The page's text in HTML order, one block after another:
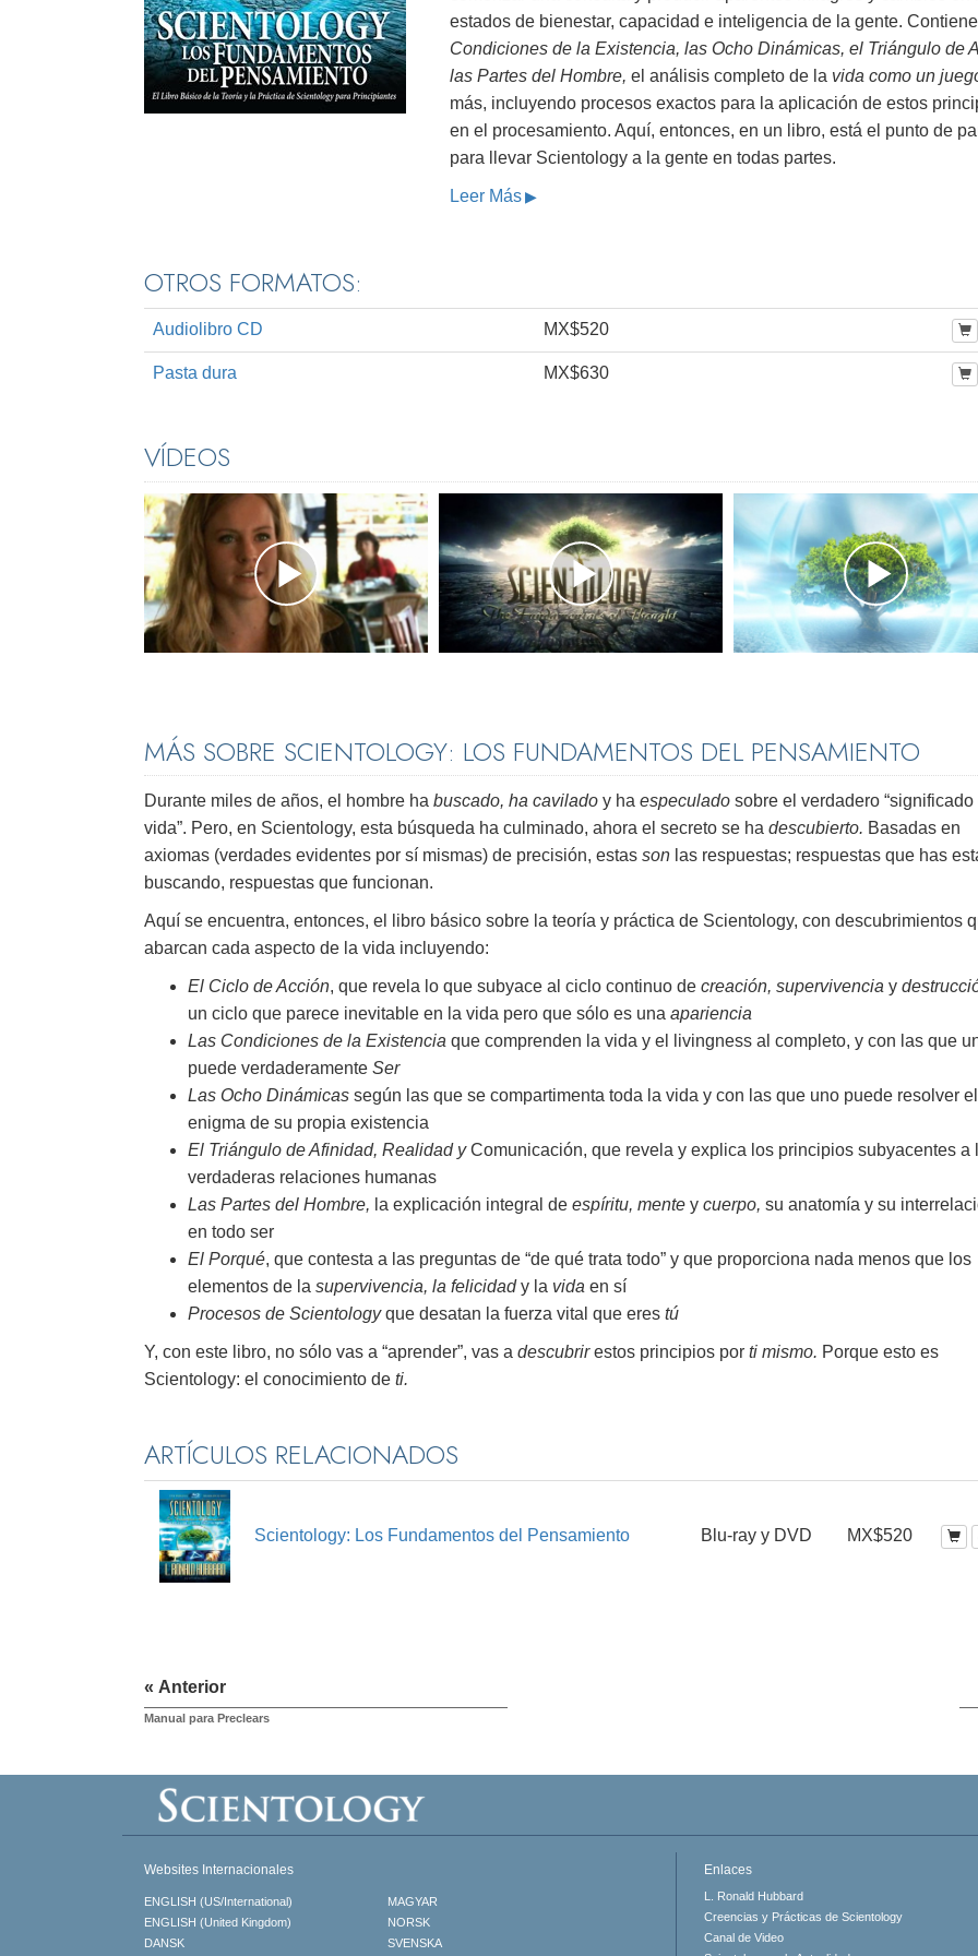
estados de bienestar, capacidad e inteligencia de la gente.
Condiciones de la Existencia, las Ocho Dinámicas, el Triángulo de
las Partes del Hombre, el análisis completo de la vida como un
más, incluyendo procesos exactos para la aplicación de estos
en el procesamiento. Aquí, entonces, en un libro, está el punto de
para llevar Scientology a la gente en todas partes.
Leer Más
OTROS FORMATOS:
Audiolibro CD MX$520
Pasta dura MX$630
VÍDEOS
MÁS SOBRE SCIENTOLOGY: LOS FUNDAMENTOS DEL PENSAMIENTO
Durante miles de años, el hombre ha buscado, ha cavilado y ha especulado sobre el verdadero “significado
vida”. Pero, en Scientology, esta búsqueda ha culminado, ahora el secreto se ha descubierto. Basadas en
axiomas (verdades evidentes por sí mismas) de precisión, estas son las respuestas; respuestas que has
buscando, respuestas que funcionan.
Aquí se encuentra, entonces, el libro básico sobre la teoría y práctica de Scientology, con descubrimientos
abarcan cada aspecto de la vida incluyendo:
El Ciclo de Acción, que revela lo que subyace al ciclo continuo de creación, supervivencia y
un ciclo que parece inevitable en la vida pero que sólo es una apariencia
Las Condiciones de la Existencia que comprenden la vida y el livingness al completo, y con las que
puede verdaderamente Ser
Las Ocho Dinámicas según las que se compartimenta toda la vida y con las que uno puede resolver el
enigma de su propia existencia
El Triángulo de Afinidad, RealidadyComunicación, que revela y explica los principios subyacentes a
verdaderas relaciones humanas
Las Partes del Hombre, la explicación integral de espíritu, mente y cuerpo, su anatomía y su
en todo ser
El Porqué, que contesta a las preguntas de “de qué trata todo” y que proporciona nada menos que los
elementos de la supervivencia, la felicidady la vida en sí
Procesos de Scientologyque desatan la fuerza vital que eres tú
Y, con este libro, no sólo vas a “aprender”, vas a descubrirestos principios por ti mismo. Porque esto es
Scientology: el conocimiento de ti.
ARTÍCULOS RELACIONADOS
Scientology: Los Fundamentos del Pensamiento Blu-ray y DVD MX$520
« Anterior
Manual para Preclears
Websites Internacionales
ENGLISH (US/International)
ENGLISH (United Kingdom)
DANSK
MAGYAR
NORSK
SVENSKA
Enlaces
L. Ronald Hubbard
Creencias y Prácticas de Scientology
Canal de Video